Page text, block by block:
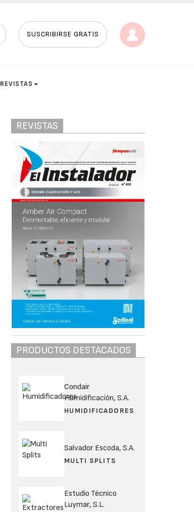
SUSCRIBIRSE GRATIS
REVISTAS
REVISTAS
PRODUCTOS DESTACADOS
Condair
Humidificación, S.A.
HUMIDIFICADORES
Salvador Escoda, S.A.
MULTI SPLITS
Estudio Técnico
Luymar, S.L.